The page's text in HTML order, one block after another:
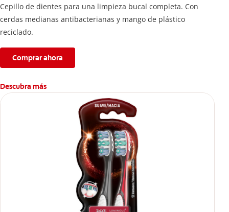
Cepillo de dientes para una limpieza bucal completa. Con
cerdas medianas antibacterianas y mango de plástico
reciclado.
Comprar ahora
Descubra más